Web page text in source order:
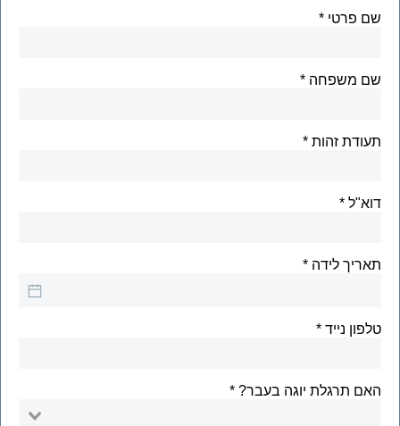
שם פרטי
שם משפחה
תעודת זהות
דוא"ל
תאריך לידה
טלפון נייד
האם תרגלת יוגה בעבר?